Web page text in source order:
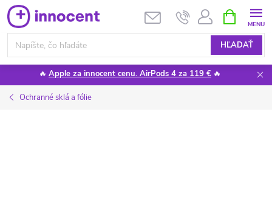
Prejsť
na
obsah
HĽADAŤ
KOŠÍK
🔥 Apple za innocent cenu. AirPods 4 za 119 € 🔥
Ochranné sklá a fólie